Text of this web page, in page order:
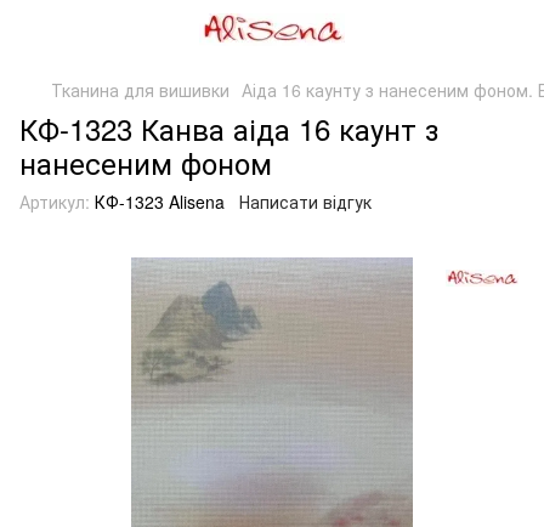
Тканина для вишивки Аіда 16 каунту з нанесеним фоном.
КФ-1323 Канва аіда 16 каунт з
нанесеним фоном
Артикул: КФ-1323 Alisena Написати відгук